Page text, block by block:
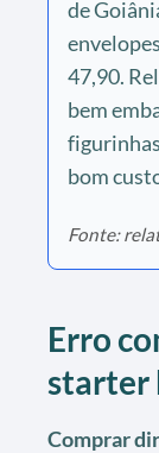
de
47,90.
bem
bom
Fonte:
Erro
starter
Comprar